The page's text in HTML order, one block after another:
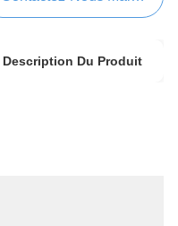
Description Du Produit